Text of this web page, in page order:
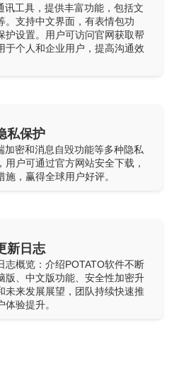
讯工具，提供丰富功能，包括文
。支持中文界面，有表情包功
护设置。用户可访问官网获取帮
于个人和企业用户，提高沟通效
私保护
加密和消息自毁功能等多种隐私
用户可通过官方网站安全下载，
，赢得全球用户好评。
新日志
志概览：介绍POTATO软件不断
版、中文版功能、安全性加密升
未来发展展望，团队持续快速推
验提升。